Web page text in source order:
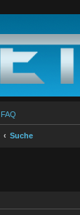
FAQ
Suche